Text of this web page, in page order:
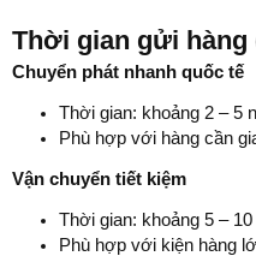
Thời gian gửi hàng
Chuyển phát nhanh quốc tế
Thời gian: khoảng 2 – 5
Phù hợp với hàng cần
Vận chuyển tiết kiệm
Thời gian: khoảng 5 –
Phù hợp với kiện hàng